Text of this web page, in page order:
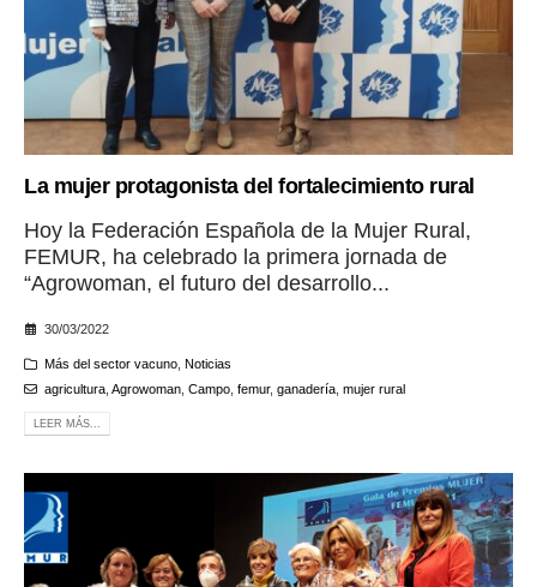
La mujer protagonista del fortalecimiento rural
Hoy la Federación Española de la Mujer Rural,
FEMUR, ha celebrado la primera jornada de
“Agrowoman, el futuro del desarrollo...
30/03/2022
Más del sector vacuno, Noticias
agricultura, Agrowoman, Campo, femur, ganadería, mujer rural
LEER MÁS...